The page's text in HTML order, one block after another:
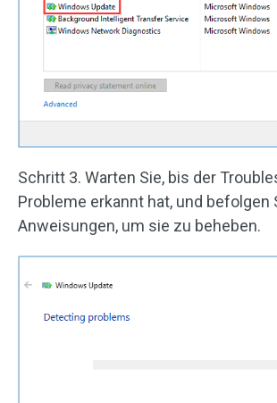
Schritt 3. Warten Sie, bis der
Probleme erkannt hat, und befolgen
Anweisungen, um sie zu beheben.